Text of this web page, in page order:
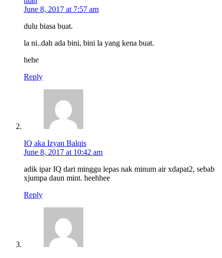
June 8, 2017 at 7:57 am
dulu biasa buat.
la ni..dah ada bini, bini la yang kena buat.
hehe
Reply
IQ aka Izyan Balqis
June 8, 2017 at 10:42 am
adik ipar IQ dari minggu lepas nak minum air xdapat2, sebab
xjumpa daun mint. heehhee
Reply